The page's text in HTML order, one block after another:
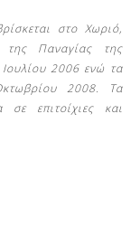
στο Χωριό,
της Παναγίας της
Ιουλίου 2006 ενώ τα
2008. Τα
σε επιτοίχιες και